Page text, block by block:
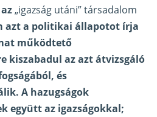
„igazság utáni” társadalom
azt a politikai állapotot írja
működtető
kiszabadul az azt átvizsgáló
és
A hazugságok
együtt az igazságokkal;